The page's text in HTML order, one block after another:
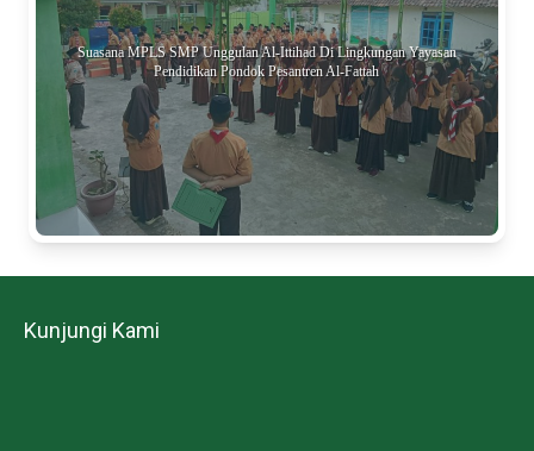
Suasana MPLS SMP Unggulan Al-Ittihad Di Lingkungan Yayasan
Pendidikan Pondok Pesantren Al-Fattah
Kunjungi Kami